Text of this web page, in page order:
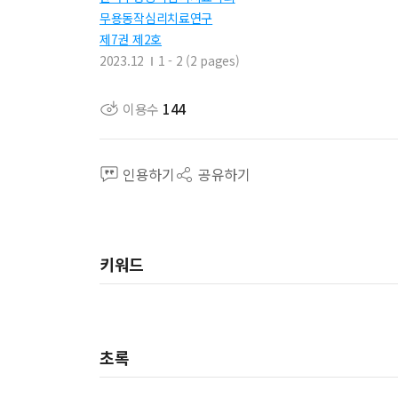
무용동작심리치료연구
제7권 제2호
2023.12
1 - 2 (2 pages)
이용수 144
인용하기 공유하기
키워드
초록